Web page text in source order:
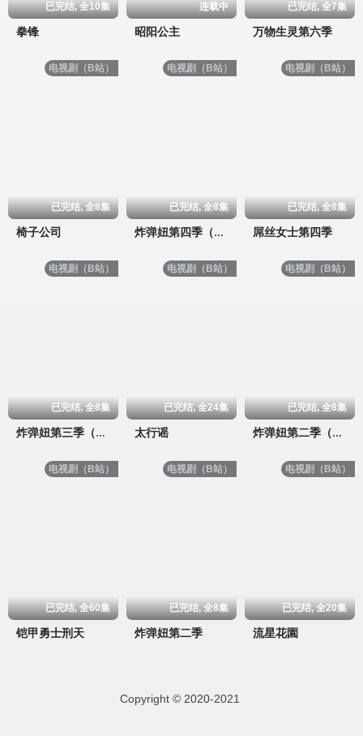
已完结, 全10集
拳锋
连载中
昭阳公主
已完结, 全7集
万物生灵第六季
电视剧（B站）
已完结, 全8集
椅子公司
电视剧（B站）
已完结, 全8集
炸弹妞第四季（屌丝女士4）
电视剧（B站）
已完结, 全8集
屌丝女士第四季
电视剧（B站）
已完结, 全8集
炸弹妞第三季（屌丝女士3）
电视剧（B站）
已完结, 全24集
太行谣
电视剧（B站）
已完结, 全8集
炸弹妞第二季（屌丝女士2）
电视剧（B站）
已完结, 全60集
铠甲勇士刑天
电视剧（B站）
已完结, 全8集
炸弹妞第二季
电视剧（B站）
已完结, 全20集
流星花園
Copyright © 2020-2021